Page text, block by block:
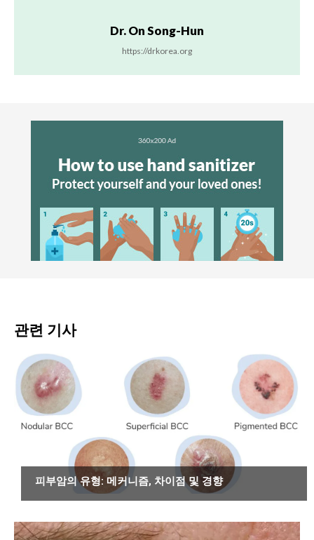
Dr. On Song-Hun
https://drkorea.org
관련 기사
피부암의 유형: 메커니즘, 차이점 및 경향